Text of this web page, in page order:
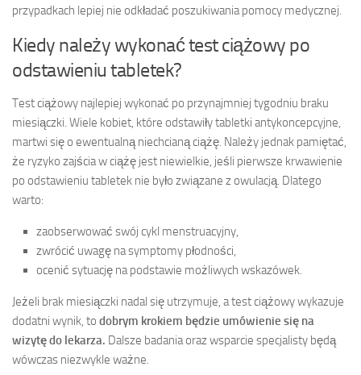
przypadkach lepiej nie odkładać poszukiwania pomocy medycznej.
Kiedy należy wykonać test ciążowy po
odstawieniu tabletek?
Test ciążowy najlepiej wykonać po przynajmniej tygodniu braku
miesiączki. Wiele kobiet, które odstawiły tabletki antykoncepcyjne,
martwi się o ewentualną niechcianą ciążę. Należy jednak pamiętać,
że ryzyko zajścia w ciążę jest niewielkie, jeśli pierwsze krwawienie
po odstawieniu tabletek nie było związane z owulacją. Dlatego
warto:
zaobserwować swój cykl menstruacyjny,
zwrócić uwagę na symptomy płodności,
ocenić sytuację na podstawie możliwych wskazówek.
Jeżeli brak miesiączki nadal się utrzymuje, a test ciążowy wykazuje
dodatni wynik, to dobrym krokiem będzie umówienie się na
wizytę do lekarza. Dalsze badania oraz wsparcie specjalisty będą
wówczas niezwykle ważne.